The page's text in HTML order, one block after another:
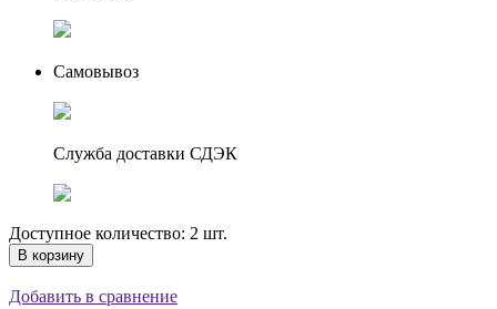
Самовывоз
Служба доставки СДЭК
Доступное количество: 2 шт.
В корзину
Добавить в сравнение